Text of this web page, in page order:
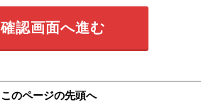
確認画面へ進む
このページの先頭へ